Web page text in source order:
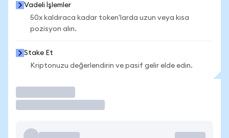
Vadeli İşlemler
50x kaldıraca kadar token'larda uzun veya kısa
pozisyon alın.
Stake Et
Kriptonuzu değerlendirin ve pasif gelir elde edin.